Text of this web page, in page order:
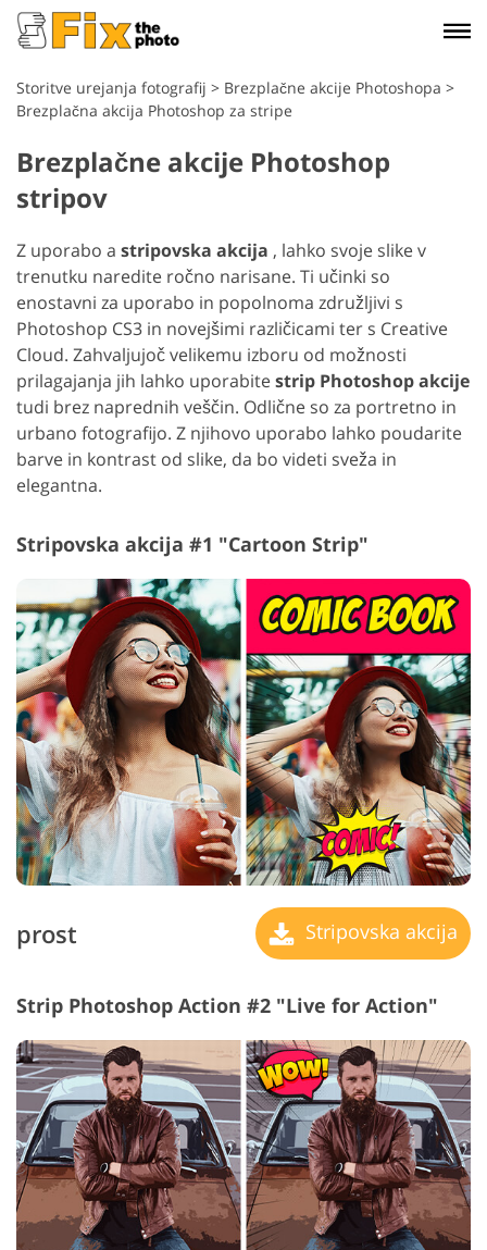
Storitve urejanja fotografij > Brezplačne akcije Photoshopa >
Brezplačna akcija Photoshop za stripe
Brezplačne akcije Photoshop
stripov
Z uporabo a stripovska akcija , lahko svoje slike v
trenutku naredite ročno narisane. Ti učinki so
enostavni za uporabo in popolnoma združljivi s
Photoshop CS3 in novejšimi različicami ter s Creative
Cloud. Zahvaljujoč velikemu izboru od možnosti
prilagajanja jih lahko uporabitestrip Photoshop akcije
tudi brez naprednih veščin. Odlične so za portretno in
urbano fotografijo. Z njihovo uporabo lahko poudarite
barve in kontrast od slike, da bo videti sveža in
elegantna.
Stripovska akcija #1 "Cartoon Strip"
prost Stripovska akcija
Strip Photoshop Action #2 "Live for Action"